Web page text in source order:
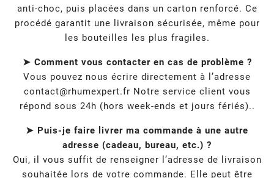
anti-choc, puis placées dans un carton renforcé. Ce
procédé garantit une livraison sécurisée, même pour
les bouteilles les plus fragiles.
➤ Comment vous contacter en cas de problème ?
Vous pouvez nous écrire directement à l’adresse
contact@rhumexpert.fr Notre service client vous
répond sous 24h (hors week-ends et jours fériés)..
➤ Puis-je faire livrer ma commande à une autre
adresse (cadeau, bureau, etc.) ?
Oui, il vous suffit de renseigner l’adresse de livraison
souhaitée lors de votre commande. Elle peut être